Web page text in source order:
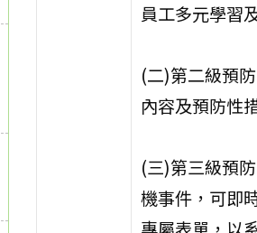
員工多元學習
(二)第二級預
內容及預防性
(三)第三級預
機事件，可即